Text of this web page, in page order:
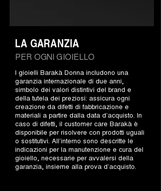
PER OGNI GIOIELLO
LA GARANZIA
I gioielli Barakà Donna includono una
garanzia internazionale di due anni,
simbolo dei valori distintivi del brand e
della tutela dei preziosi: assicura ogni
creazione da difetti di fabbricazione e
materiali a partire dalla data d’acquisto. In
caso di difetti, il customer care Barakà è
disponibile per risolvere con prodotti uguali
o sostitutivi. All’interno sono descritte le
indicazioni per la manutenzione e cura del
gioiello, necessarie per avvalersi della
garanzia, insieme alla prova d’acquisto.